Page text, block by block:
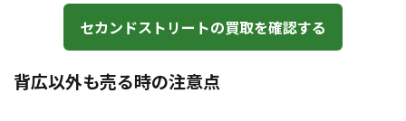
セカンドストリートの買取を確認する
背広以外も売る時の注意点